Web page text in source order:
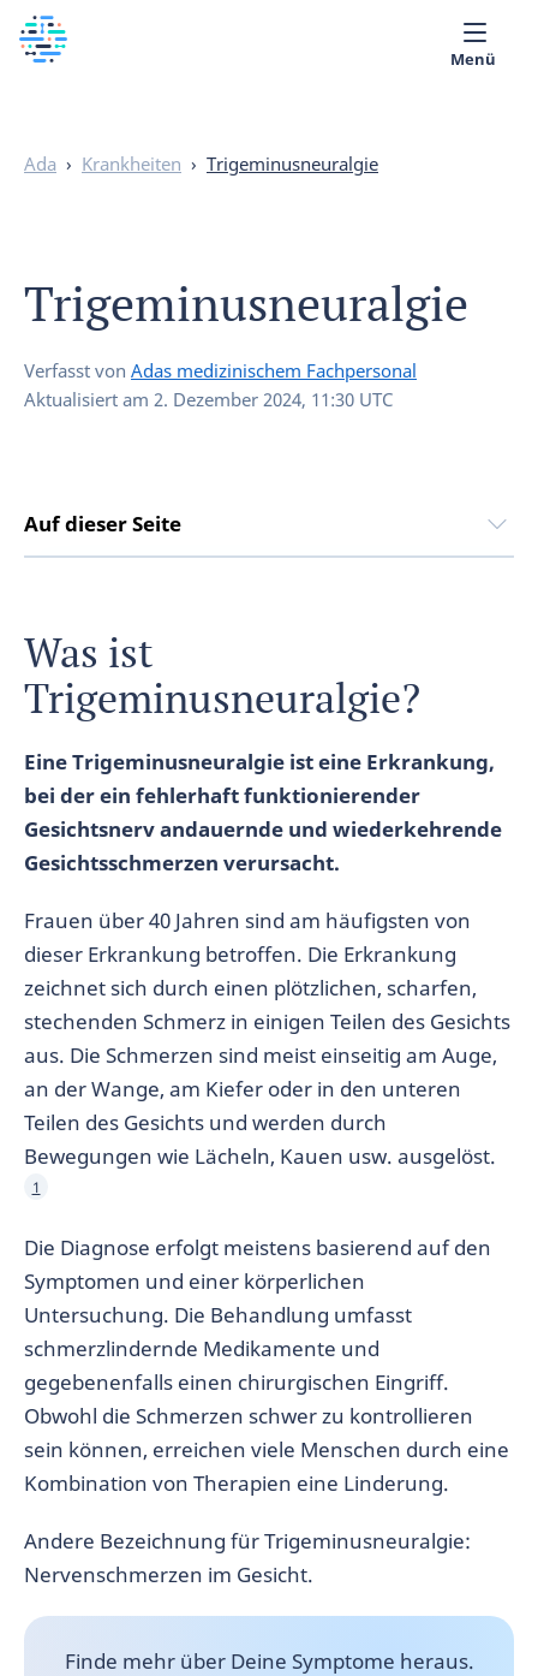
Medizinische Bibliothek
Menü
Ada › Krankheiten › Trigeminusneuralgie
Trigeminusneuralgie
Verfasst von Adas medizinischem Fachpersonal
Aktualisiert am 2. Dezember 2024, 11:30 UTC
Auf dieser Seite
Was ist
Trigeminusneuralgie?
Eine Trigeminusneuralgie ist eine Erkrankung,
bei der ein fehlerhaft funktionierender
Gesichtsnerv andauernde und wiederkehrende
Gesichtsschmerzen verursacht.
Frauen über 40 Jahren sind am häufigsten von
dieser Erkrankung betroffen. Die Erkrankung
zeichnet sich durch einen plötzlichen, scharfen,
stechenden Schmerz in einigen Teilen des Gesichts
aus. Die Schmerzen sind meist einseitig am Auge,
an der Wange, am Kiefer oder in den unteren
Teilen des Gesichts und werden durch
Bewegungen wie Lächeln, Kauen usw. ausgelöst.
1
Die Diagnose erfolgt meistens basierend auf den
Symptomen und einer körperlichen
Untersuchung. Die Behandlung umfasst
schmerzlindernde Medikamente und
gegebenenfalls einen chirurgischen Eingriff.
Obwohl die Schmerzen schwer zu kontrollieren
sein können, erreichen viele Menschen durch eine
Kombination von Therapien eine Linderung.
Andere Bezeichnung für Trigeminusneuralgie:
Nervenschmerzen im Gesicht.
Finde mehr über Deine Symptome heraus.